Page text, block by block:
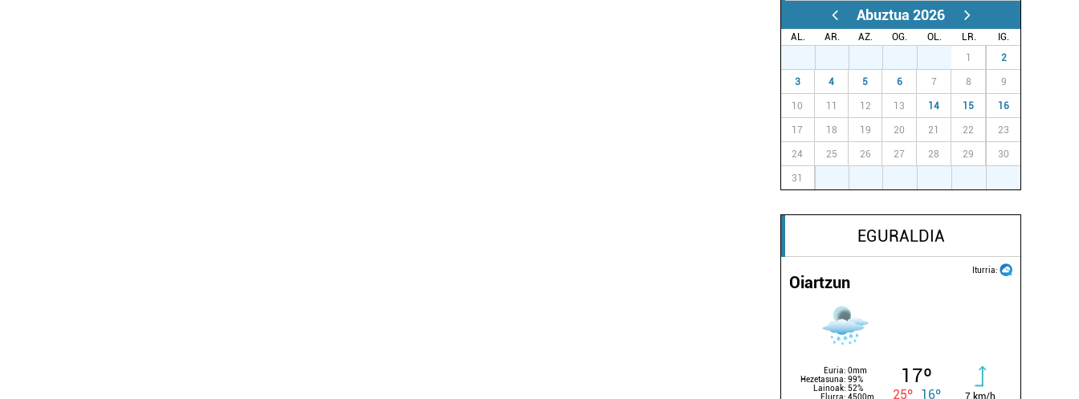
Abuztua 2026
AL. AR. AZ. OG. OL. LR.
IG.
1 2
3 4 5 6 7 8 9
10 11 12 13 14 15 16
17 18 19 20 21 22 23
24 25 26 27 28 29 30
31
EGURALDIA
Iturria:
Oiartzun
Euria: 0mm
Hezetasuna: 99%
Lainoak: 52%
Elurra: 4500m
17º
25º 16º 7 km/h